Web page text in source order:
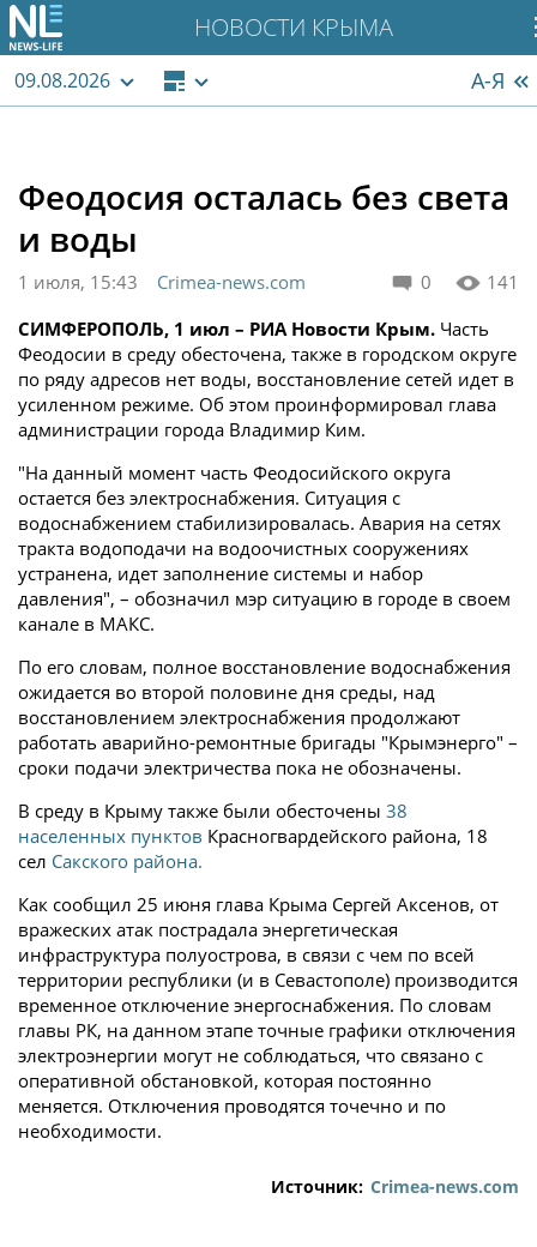
НОВОСТИ КРЫМА
09.08.2026 А-Я
Феодосия осталась без света
и воды
0 141
1 июля, 15:43
Crimea-news.com
СИМФЕРОПОЛЬ, 1 июл – РИА Новости Крым. Часть
Феодосии в среду обесточена, также в городском округе
по ряду адресов нет воды, восстановление сетей идет в
усиленном режиме. Об этом проинформировал глава
администрации города Владимир Ким.
"На данный момент часть Феодосийского округа
остается без электроснабжения. Ситуация с
водоснабжением стабилизировалась. Авария на сетях
тракта водоподачи на водоочистных сооружениях
устранена, идет заполнение системы и набор
давления", – обозначил мэр ситуацию в городе в своем
канале в МАКС.
По его словам, полное восстановление водоснабжения
ожидается во второй половине дня среды, над
восстановлением электроснабжения продолжают
работать аварийно-ремонтные бригады "Крымэнерго" –
сроки подачи электричества пока не обозначены.
В среду в Крыму также были обесточены 38
населенных пунктов Красногвардейского района, 18
сел Сакского района.
Как сообщил 25 июня глава Крыма Сергей Аксенов, от
вражеских атак пострадала энергетическая
инфраструктура полуострова, в связи с чем по всей
территории республики (и в Севастополе) производится
временное отключение энергоснабжения. По словам
главы РК, на данном этапе точные графики отключения
электроэнергии могут не соблюдаться, что связано с
оперативной обстановкой, которая постоянно
меняется. Отключения проводятся точечно и по
необходимости.
Источник: Crimea-news.com